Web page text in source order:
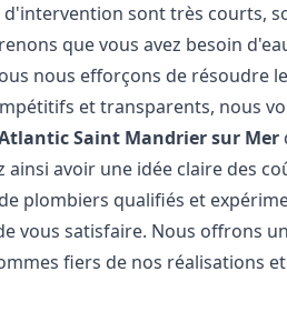
sont très courts,
que vous avez besoin
nous efforçons de résoudre
et transparents, nous
Saint Mandrier sur Mer
avoir une idée claire des
plombiers qualifiés et
vous satisfaire. Nous offrons
fiers de nos réalisations